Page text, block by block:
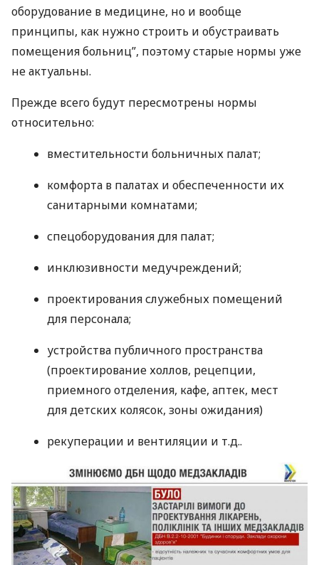
оборудование в медицине, но и вообще
принципы, как нужно строить и обустраивать
помещения больниц”, поэтому старые нормы уже
не актуальны.
Прежде всего будут пересмотрены нормы
относительно:
вместительности больничных палат;
комфорта в палатах и ​​обеспеченности их
санитарными комнатами;
спецоборудования для палат;
инклюзивности медучреждений;
проектирования служебных помещений
для персонала;
устройства публичного пространства
(проектирование холлов, рецепции,
приемного отделения, кафе, аптек, мест
для детских колясок, зоны ожидания)
рекуперации и вентиляции и т.д..